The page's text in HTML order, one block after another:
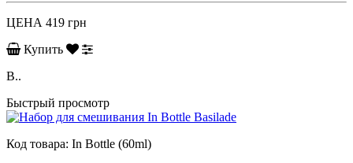
ЦЕНА 419 грн
Купить
B..
Быстрый просмотр
Код товара: In Bottle (60ml)